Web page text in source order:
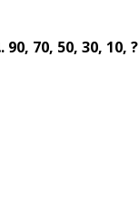
90, 70, 50, 30, 10, ?